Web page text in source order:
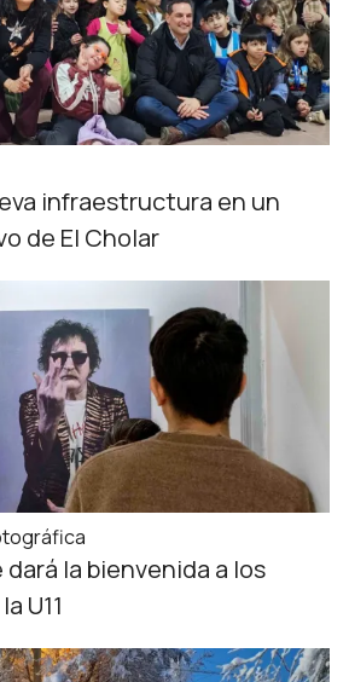
infraestructura en un
de El Cholar
la bienvenida a los
U11